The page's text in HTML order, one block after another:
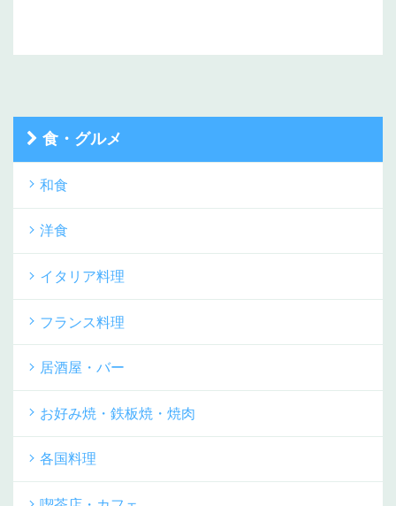
食・グルメ
和食
洋食
イタリア料理
フランス料理
居酒屋・バー
お好み焼・鉄板焼・焼肉
各国料理